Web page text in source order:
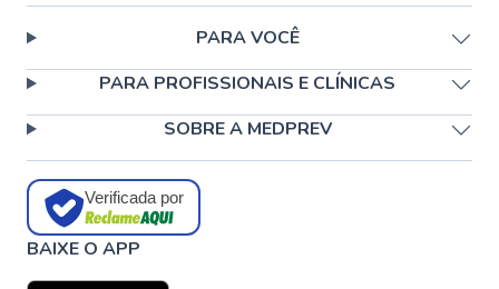
PARA VOCÊ
PARA PROFISSIONAIS E CLÍNICAS
SOBRE A MEDPREV
Verificada por
BAIXE O APP